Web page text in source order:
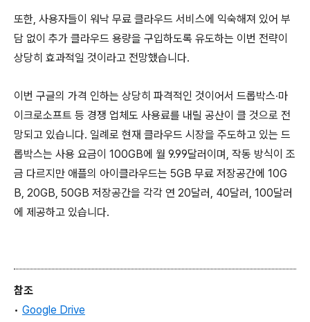
또한, 사용자들이 워낙 무료 클라우드 서비스에 익숙해져 있어 부
담 없이 추가 클라우드 용량을 구입하도록 유도하는 이번 전략이
상당히 효과적일 것이라고 전망했습니다.
이번 구글의 가격 인하는 상당히 파격적인 것이어서 드롭박스∙마
이크로소프트 등 경쟁 업체도 사용료를 내릴 공산이 클 것으로 전
망되고 있습니다. 일례로 현재 클라우드 시장을 주도하고 있는 드
롭박스는 사용 요금이 100GB에 월 9.99달러이며, 작동 방식이 조
금 다르지만 애플의 아이클라우드는 5GB 무료 저장공간에 10G
B, 20GB, 50GB 저장공간을 각각 연 20달러, 40달러, 100달러
에 제공하고 있습니다.
참조
• Google Drive